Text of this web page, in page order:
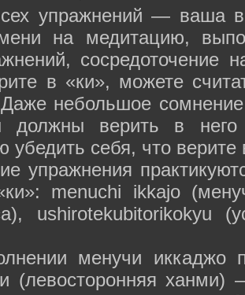
упражнений — ваша
на медитацию,
сосредоточение
в «ки», можете
небольшое сомнение
должны верить в
убедить себя, что верите
упражнения
menuchi ikkajo
ushiro­tekubitori­kokyu
менучи иккаджо
(левосторонняя